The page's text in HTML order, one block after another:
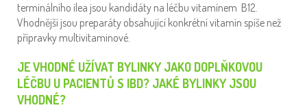
terminálního ilea jsou kandidáty na léčbu vitamínem B12.
Vhodnější jsou preparáty obsahující konkrétní vitamín spíše než
přípravky multivitaminové.
JE VHODNÉ UŽÍVAT BYLINKY JAKO DOPLŇKOVOU
LÉČBU U PACIENTŮ S IBD? JAKÉ BYLINKY JSOU
VHODNÉ?